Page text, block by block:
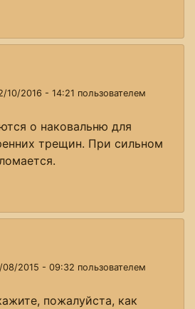
10/2016 - 14:21 пользователем
о наковальню для
трещин. При сильном
2015 - 09:32 пользователем
пожалуйста, как